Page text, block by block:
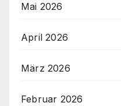
Mai 2026
April 2026
März 2026
Februar 2026